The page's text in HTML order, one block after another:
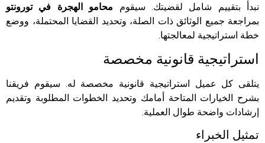
نبدأ بتقييم شامل لقضيتك. سيقوم محامو الهجرة في تورونتو
بمراجعة جميع الوثائق ذات الصلة، وتحديد القضايا المحتملة، ووضع
خطة استراتيجية لمعالجتها.
استراتيجية قانونية مخصصة
يتلقى كل عميل استراتيجية قانونية مخصصة له. سيقوم فريقنا
بشرح الخيارات المتاحة أمامك وتحديد الخطوات المطلوبة وتقديم
إرشادات واضحة طوال العملية.
تمثيل الخبراء